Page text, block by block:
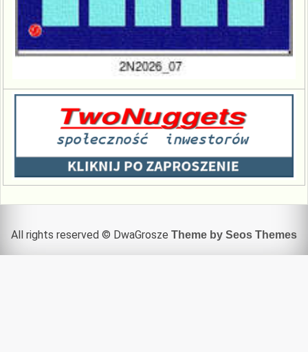
All rights reserved © DwaGrosze Theme by Seos Themes